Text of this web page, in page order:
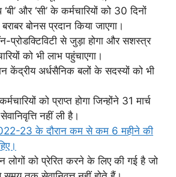
और ‘सी’ के कर्मचारियों को 30 दिनों
बोनस प्रदान किया जाएगा।
प्रोडक्टिविटी से जुड़ा होगा और सशस्त्र
को भी लाभ पहुंचाएगा।
केंद्रीय अर्धसैनिक बलों के सदस्यों को भी
को प्राप्त होगा जिन्होंने 31 मार्च
नहीं ली है।
23 के दौरान कम से कम 6 महीने की
लोगों को प्रेरित करने के लिए की गई है जो